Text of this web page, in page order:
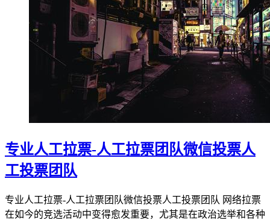
专业人工拉票-人工拉票团队微信投票人
工投票团队
专业人工拉票-人工拉票团队微信投票人工投票团队 网络拉票
在如今的竞选活动中变得愈发重要，尤其是在政治选举和各种